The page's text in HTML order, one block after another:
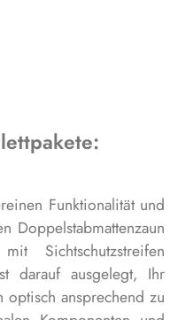
Funktionalität und
Doppelstabmattenzaun
Sichtschutzstreifen
darauf ausgelegt, Ihr
ansprechend zu